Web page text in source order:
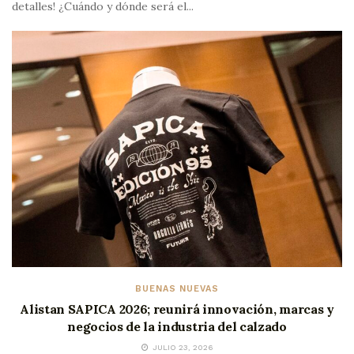
detalles! ¿Cuándo y dónde será el...
BUENAS NUEVAS
Alistan SAPICA 2026; reunirá innovación, marcas y
negocios de la industria del calzado
JULIO 23, 2026